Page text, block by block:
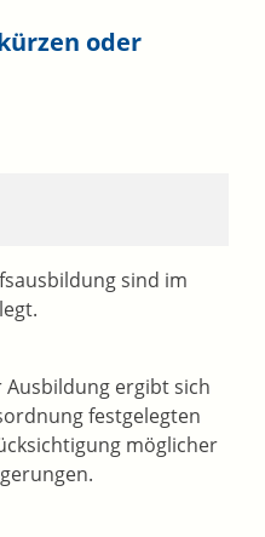
oder
sind im
ergibt sich
festgelegten
möglicher